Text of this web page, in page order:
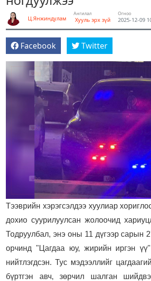
Ц.Янжиндулам
Ангилал
Хууль эрх зүй
Огноо
2025-12-09
Facebook Twitter
Тээврийн хэрэгсэлдээ хуулиар
дохио суурилуулсан жолоочид
Тодруулбал, энэ оны 11 дүгээр сарын
орчинд "Цагдаа юу, жирийн иргэн
нийтлэгдсэн. Тус мэдээллийг
бүртгэн авч, зөрчил шалган